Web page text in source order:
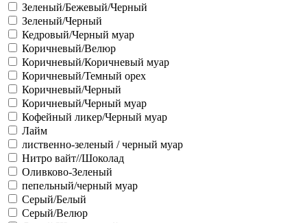
Зеленый/Бежевый/Черный
Зеленый/Черный
Кедровый/Черный муар
Коричневый/Велюр
Коричневый/Коричневый муар
Коричневый/Темный орех
Коричневый/Черный
Коричневый/Черный муар
Кофейный ликер/Черный муар
Лайм
лиственно-зеленый / черный муар
Нитро вайт//Шоколад
Оливково-Зеленый
пепельный/черный муар
Серый/Белый
Серый/Велюр